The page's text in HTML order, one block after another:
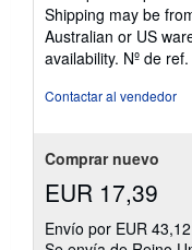
Shipping may be
Australian or US
availability. Nº de
Contactar al vendedor
Comprar nuevo
EUR 17,39
Envío por EUR 43,12